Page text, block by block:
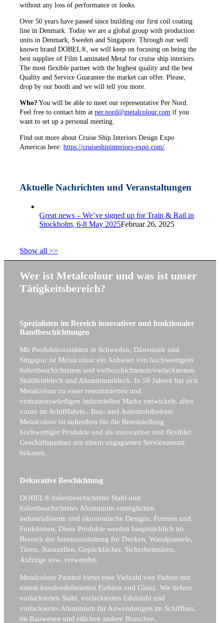
without any loss of performance or looks.
Over 50 years have passed since building our first coil coating
line in Denmark. Today we are a global group with production
units in Denmark, Sweden and Singapore. Through our well
known brand DOBEL®, we will keep on focusing on being the
best supplier of Film Laminated Metal for cruise ship interiors.
The most flexible partner with the highest quality and the best
Quality and Service Guarantee the market can offer. Please,
drop by our booth and we will tell you more.
Who? You will be able to meet our representative Per Nord.
Feel free to contact him atper.nord@metalcolour.com if you
want to set up a personal meeting.
Find out more about Cruise Ship Interiors Design Expo
Americas here:https://cruiseshipinteriors-expo.com/
Aktuelle Nachrichten und Veranstaltungen
Great news – We’ve signed up for Train & Rail in
Stockholm, 6-8 May 2025Februar 26, 2025
Show all >>
Wer ist Metalcolour und was ist unser
Tätigkeitsbereich?
Spezialisten im Bereich innovativer und funktionaler
Bandbeschichtungen
Mit Produktionsstätten in Schweden, Dänemark und
Singapur ist Metalcolour ein Anbieter von hochwertigem
folienbeschichtetem und vorbeschichtetem/vorlackiertem
Stahlfeinblech und Aluminiumblech. In 50 Jahren hat sich
Metalcolour zu einer renommierten und
vertrauenswürdigen industriellen Marke entwickelt, allen
voran im Schifffahrts-, Bau- und Automobilsektor.
Metalcolour ist außerdem für die Bereitstellung
hochwertiger Produkte und als innovativer und flexibler
Geschäftspartner mit einem engagierten Serviceansatz
bekannt.
Dekorative Beschichtung
DOBEL® folienbeschichteter Stahl und
folienbeschichtetes Aluminium ermöglichen
industrialisierte und ökonomische Designs, Formen und
Funktionen. Diese Produkte werden hauptsächlich im
Bereich der Innenausstattung für Decken, Wandpaneele,
Türen, Nasszellen, Gepäckfächer, Sicherheitstüren,
Aufzüge usw. verwendet.
Metalcolour Painted bietet eine Vielzahl von Farben mit
einem kundendefinierten Farbton und Glanz. Wir liefern
vorlackierten Stahl, vorlackierten Edelstahl und
vorlackiertes Aluminium für Anwendungen im Schiffbau,
im Bauwesen und etlichen andere Branchen.